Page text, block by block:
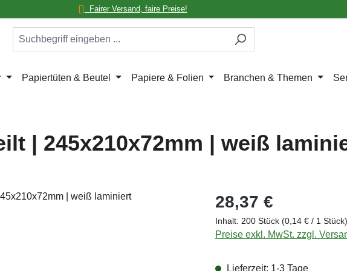
Fairer Versand, faire Preise!
Papiertüten & Beutel Papiere & Folien Branchen & Themen
| 245x210x72mm | weiß
Regulärer Preis:
28,37 €
Inhalt: 200 Stück (0,14 € / 1 Stück)
Preise exkl. MwSt. zzgl.
Lieferzeit: 1-3 Tage